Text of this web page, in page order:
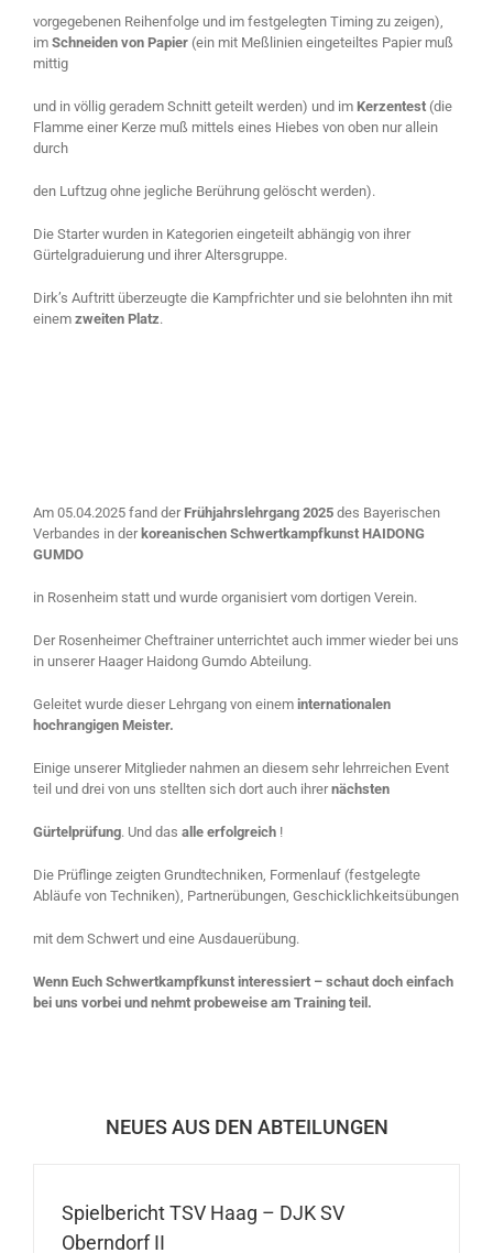
vorgegebenen Reihenfolge und im festgelegten Timing zu zeigen),
im Schneiden von Papier(ein mit Meßlinien eingeteiltes Papier muß
mittig
und in völlig geradem Schnitt geteilt werden) und im Kerzentest(die
Flamme einer Kerze muß mittels eines Hiebes von oben nur allein
durch
den Luftzug ohne jegliche Berührung gelöscht werden).
Die Starter wurden in Kategorien eingeteilt abhängig von ihrer
Gürtelgraduierung und ihrer Altersgruppe.
Dirk’s Auftritt überzeugte die Kampfrichter und sie belohnten ihn mit
einem zweiten Platz.
Am 05.04.2025 fand derFrühjahrslehrgang 2025des Bayerischen
Verbandes in derkoreanischen Schwertkampfkunst HAIDONG
GUMDO
in Rosenheim statt und wurde organisiert vom dortigen Verein.
Der Rosenheimer Cheftrainer unterrichtet auch immer wieder bei uns
in unserer Haager Haidong Gumdo Abteilung.
Geleitet wurde dieser Lehrgang von einem internationalen
hochrangigen Meister.
Einige unserer Mitglieder nahmen an diesem sehr lehrreichen Event
teil und drei von uns stellten sich dort auch ihrernächsten
Gürtelprüfung. Und das alle erfolgreich!
Die Prüflinge zeigten Grundtechniken, Formenlauf (festgelegte
Abläufe von Techniken), Partnerübungen, Geschicklichkeitsübungen
mit dem Schwert und eine Ausdauerübung.
Wenn Euch Schwertkampfkunst interessiert – schaut doch einfach
bei uns vorbei und nehmt probeweise am Training teil.
NEUES AUS DEN ABTEILUNGEN
Spielbericht TSV Haag – DJK SV
Oberndorf II